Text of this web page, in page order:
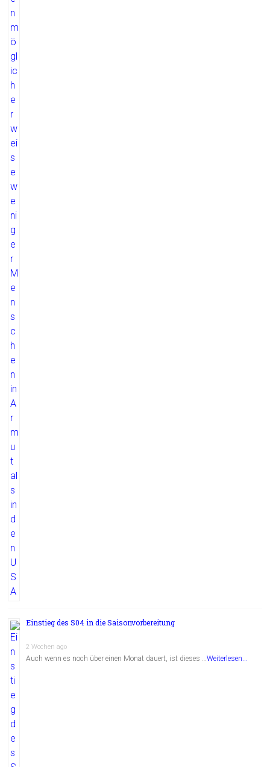
Einstieg des S04 in die Saisonvorbereitung
2 Wochen ago
Auch wenn es noch über einen Monat dauert, ist dieses …Weiterlesen...